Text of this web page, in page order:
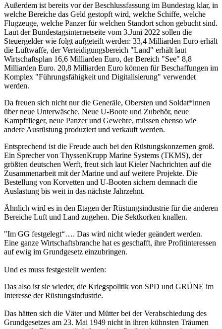
Außerdem ist bereits vor der Beschlussfassung im Bundestag klar, in
welche Bereiche das Geld gestopft wird, welche Schiffe, welche
Flugzeuge, welche Panzer für welchen Standort schon gebucht sind.
Laut der Bundestagsinternetseite vom 3.Juni 2022 sollen die
Steuergelder wie folgt aufgeteilt werden: 33,4 Milliarden Euro erhält
die Luftwaffe, der Verteidigungsbereich "Land" erhält laut
Wirtschaftsplan 16,6 Milliarden Euro, der Bereich "See" 8,8
Milliarden Euro. 20,8 Milliarden Euro können für Beschaffungen im
Komplex "Führungsfähigkeit und Digitalisierung" verwendet
werden.
Da freuen sich nicht nur die Generäle, Obersten und Soldat*innen
über neue Unterwäsche. Neue U-Boote und Zubehör, neue
Kampfflieger, neue Panzer und Gewehre, müssen ebenso wie
andere Ausrüstung produziert und verkauft werden.
Entsprechend ist die Freude auch bei den Rüstungskonzernen groß.
Ein Sprecher von ThyssenKrupp Marine Systems (TKMS), der
größten deutschen Werft, freut sich laut Kieler Nachrichten auf die
Zusammenarbeit mit der Marine und auf weitere Projekte. Die
Bestellung von Korvetten und U-Booten sichern demnach die
Auslastung bis weit in das nächste Jahrzehnt.
Ähnlich wird es in den Etagen der Rüstungsindustrie für die anderen
Bereiche Luft und Land zugehen. Die Sektkorken knallen.
"Im GG festgelegt“…. Das wird nicht wieder geändert werden.
Eine ganze Wirtschaftsbranche hat es geschafft, ihre Profitinteressen
auf ewig im Grundgesetz einzubringen.
Und es muss festgestellt werden:
Das also ist sie wieder, die Kriegspolitik von SPD und GRÜNE im
Interesse der Rüstungsindustrie.
Das hätten sich die Väter und Mütter bei der Verabschiedung des
Grundgesetzes am 23. Mai 1949 nicht in ihren kühnsten Träumen